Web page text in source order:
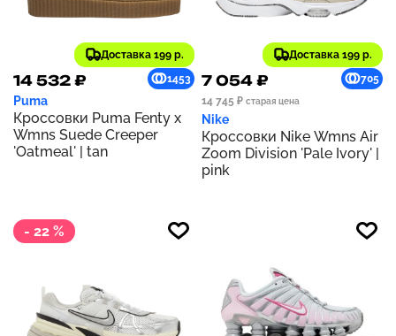
Доставка 199 р.
14 532 ₽ 1453
Puma
Кроссовки Puma Fenty x
Wmns Suede Creeper
'Oatmeal' | tan
Доставка 199 р.
7 054 ₽
705
14 745 ₽ старая цена
Nike
Кроссовки Nike Wmns Air
Zoom Division 'Pale Ivory' |
pink
- 22 %